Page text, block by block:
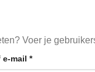
Voer je
e-mail *Vereist